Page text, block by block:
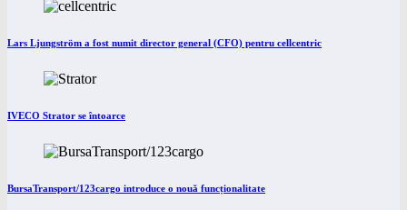
Lars Ljungström a fost numit director general (CFO) pentru cellcentric
IVECO Strator se întoarce
BursaTransport/123cargo introduce o nouă funcționalitate